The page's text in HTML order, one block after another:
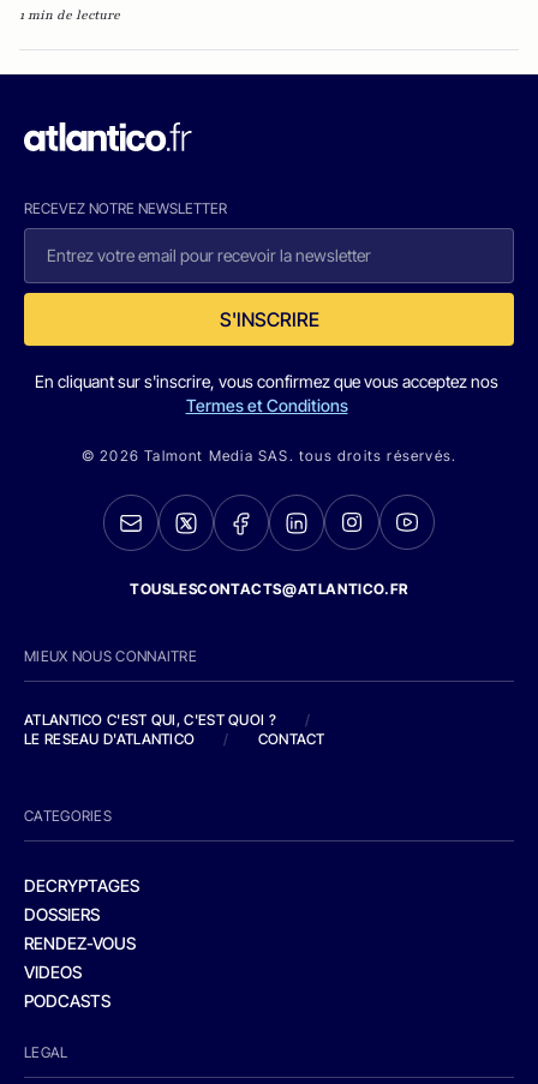
1 min de lecture
RECEVEZ NOTRE NEWSLETTER
S'INSCRIRE
En cliquant sur s'inscrire, vous confirmez que vous acceptez nos
Termes et Conditions
© 2026 Talmont Media SAS. tous droits réservés.
TOUSLESCONTACTS@ATLANTICO.FR
MIEUX NOUS CONNAITRE
ATLANTICO C'EST QUI, C'EST QUOI ?
/
LE RESEAU D'ATLANTICO
/ CONTACT
CATEGORIES
DECRYPTAGES
DOSSIERS
RENDEZ-VOUS
VIDEOS
PODCASTS
LEGAL